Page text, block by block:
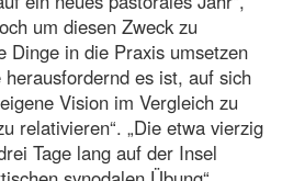
um diesen Zweck zu
Dinge in die Praxis umsetzen
es ist, auf sich
Vision im Vergleich zu
relativieren“. „Die etwa vierzig
Tage lang auf der Insel